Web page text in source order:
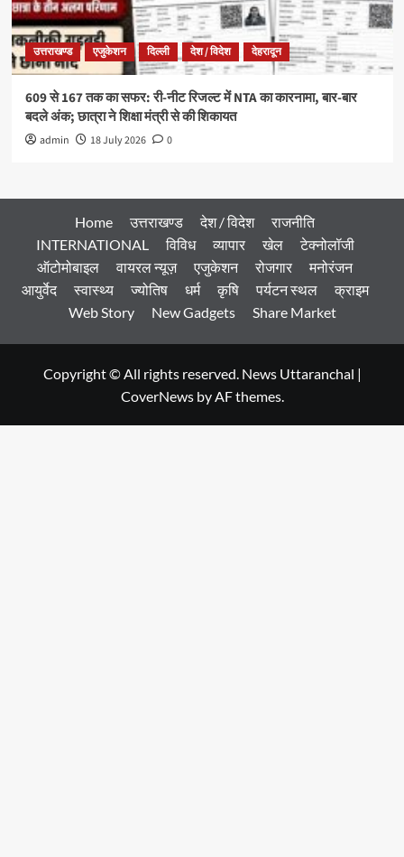
उत्तराखण्ड एजुकेशन दिल्ली देश / विदेश देहरादून
609 से 167 तक का सफर: री-नीट रिजल्ट में NTA का कारनामा, बार-बार
बदले अंक; छात्रा ने शिक्षा मंत्री से की शिकायत
admin 18 July 2026 0
Home उत्तराखण्ड देश / विदेश
राजनीति
INTERNATIONAL
विविध व्यापार खेल
टेक्नोलॉजी
ऑटोमोबाइल
वायरल न्यूज़ एजुकेशन रोजगार
मनोरंजन
आयुर्वेद
स्वास्थ्य ज्योतिष धर्म कृषि पर्यटन स्थल
क्राइम
Web Story
New Gadgets Share Market
Copyright © All rights reserved. News Uttaranchal |
CoverNewsby AF themes.